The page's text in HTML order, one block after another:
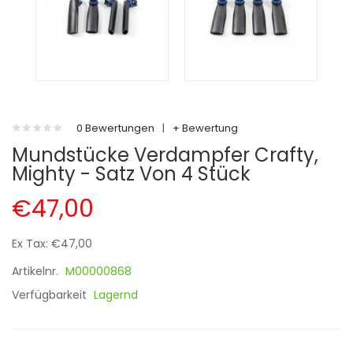
0 Bewertungen | + Bewertung
Mundstücke Verdampfer Crafty,
Mighty - Satz Von 4 Stück
€47,00
Ex Tax: €47,00
Artikelnr. M00000868
Verfügbarkeit Lagernd